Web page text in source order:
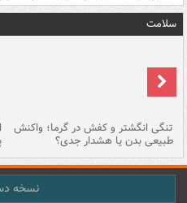
سلامت
تنگی انگشتر و کفش در گرما؛ واکنش
طبیعی بدن یا هشدار جدی؟
نسخه